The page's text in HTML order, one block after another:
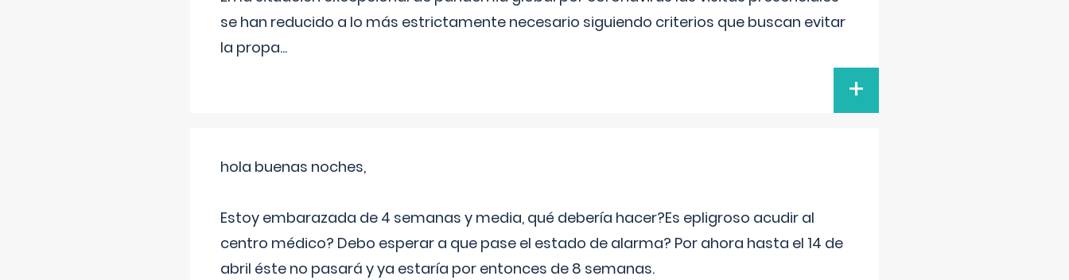
se han reducido a lo más estrictamente necesario siguiendo criterios que buscan evitar
la propa...
+
hola buenas noches,
Estoy embarazada de 4 semanas y media, qué debería hacer?Es epligroso acudir al
centro médico? Debo esperar a que pase el estado de alarma? Por ahora hasta el 14 de
abril éste no pasará y ya estaría por entonces de 8 semanas.